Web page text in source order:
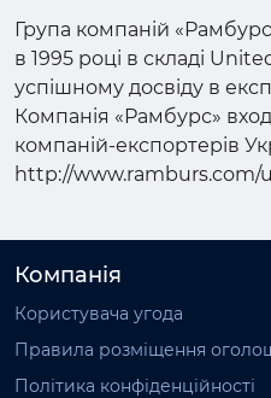
Група компаній
в 1995 році в складі
успішному досвіду в
Компанія «Рамбурс»
компаній-експортерів
http://www.ramburs.com/
Компанія
Користувача угода
Правила розміщення
Політика конфіденційності